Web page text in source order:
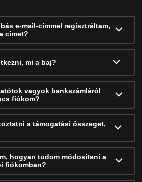
e-mail-címmel regisztráltam,
címet?
mi a baj?
vagyok bankszámláról
fiókom?
a támogatási összeget,
hogyan tudom módosítani a
fiókomban?